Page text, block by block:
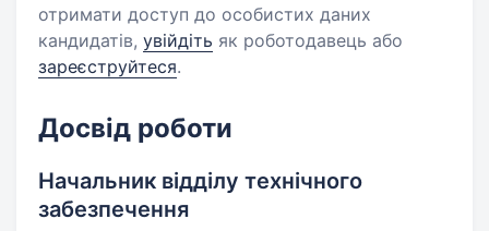
отримати доступ до особистих даних
кандидатів, увійдіть як роботодавець або
зареєструйтеся.
Досвід роботи
Начальник відділу технічного
забезпечення